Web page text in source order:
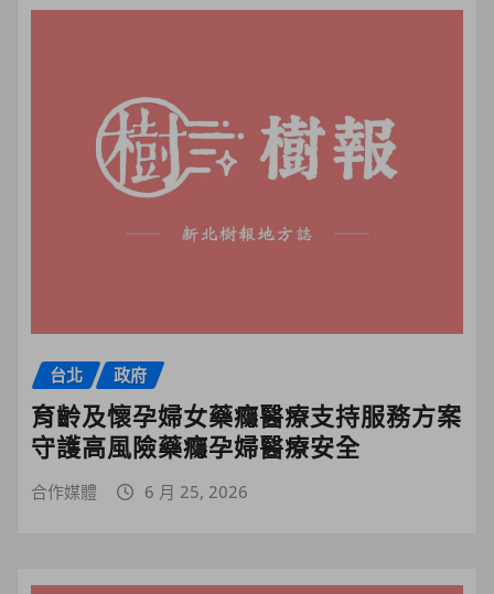
台北 政府
育齡及懷孕婦女藥癮醫療支持服務方案
守護高風險藥癮孕婦醫療安全
合作媒體 6 月 25, 2026